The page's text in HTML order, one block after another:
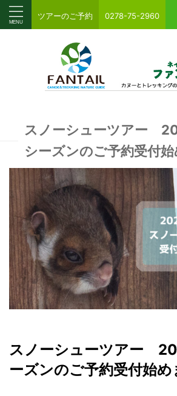
ツアーのご予約 0278-75-2960
スノーシューツアー
シーズンのご予約受付
スノーシューツアー
ーズンのご予約受付始め